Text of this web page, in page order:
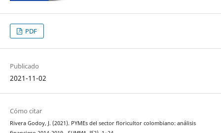
PDF
Publicado
2021-11-02
Cómo citar
Rivera Godoy, J. (2021). PYMEs del sector floricultor colombiano: análisis